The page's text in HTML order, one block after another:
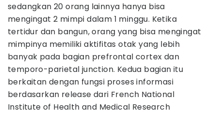
sedangkan 20 orang lainnya hanya bisa
mengingat 2 mimpi dalam 1 minggu. Ketika
tertidur dan bangun, orang yang bisa mengingat
mimpinya memiliki aktifitas otak yang lebih
banyak pada bagian prefrontal cortex dan
temporo-parietal junction. Kedua bagian itu
berkaitan dengan fungsi proses informasi
berdasarkan release dari French National
Institute of Health and Medical Research